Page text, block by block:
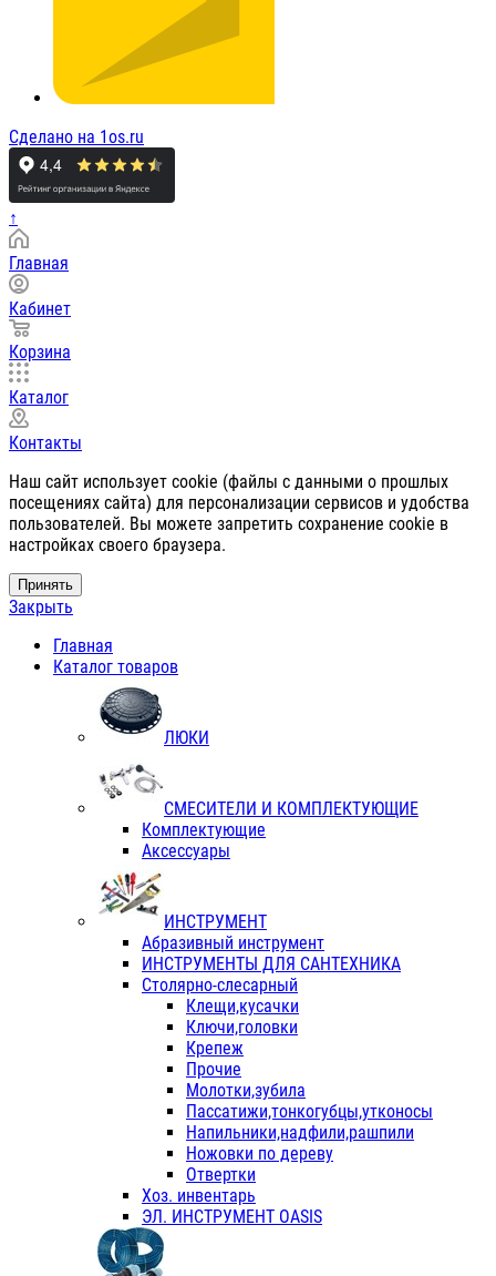
Сделано на 1os.ru
↑
Главная
Кабинет
Корзина
Каталог
Контакты
Наш сайт использует cookie (файлы с данными о прошлых
посещениях сайта) для персонализации сервисов и удобства
пользователей. Вы можете запретить сохранение cookie в
настройках своего браузера.
Принять
Закрыть
Главная
Каталог товаров
ЛЮКИ
СМЕСИТЕЛИ И КОМПЛЕКТУЮЩИЕ
Комплектующие
Аксессуары
ИНСТРУМЕНТ
Абразивный инструмент
ИНСТРУМЕНТЫ ДЛЯ САНТЕХНИКА
Столярно-слесарный
Клещи,кусачки
Ключи,головки
Крепеж
Прочие
Молотки,зубила
Пассатижи,тонкогубцы,утконосы
Напильники,надфили,рашпили
Ножовки по дереву
Отвертки
Хоз. инвентарь
ЭЛ. ИНСТРУМЕНТ OASIS